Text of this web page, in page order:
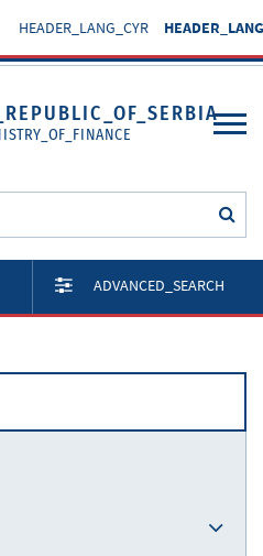
HEADER_LANG_CYR
ADVANCED_SEARCH